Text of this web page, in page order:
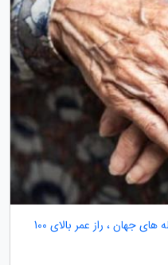
یک ایرانی در بین معروف ترین 100 ساله های جهان ، راز عمر بالای 100